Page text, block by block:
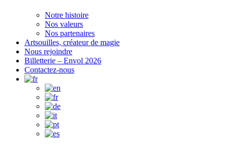
Notre histoire
Nos valeurs
Nos partenaires
Artsouilles, créateur de magie
Nous rejoindre
Billetterie – Envol 2026
Contactez-nous